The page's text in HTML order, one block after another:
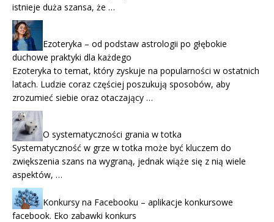
istnieje duża szansa, że …
Ezoteryka – od podstaw astrologii po głębokie
duchowe praktyki dla każdego
Ezoteryka to temat, który zyskuje na popularności w ostatnich
latach. Ludzie coraz częściej poszukują sposobów, aby
zrozumieć siebie oraz otaczający …
O systematyczności grania w totka
Systematyczność w grze w totka może być kluczem do
zwiększenia szans na wygraną, jednak wiąże się z nią wiele
aspektów, …
Konkursy na Facebooku – aplikacje konkursowe
facebook. Eko zabawki konkurs